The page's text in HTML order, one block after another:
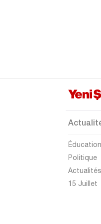
Éducation
Politique
15 Juillet